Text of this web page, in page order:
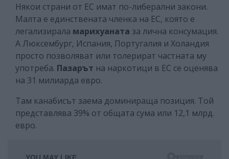
Някои страни от ЕС имат по-либерални закони.
Малта е единствената членка на ЕС, която е
легализирала марихуаната за лична консумация.
А Люксембург, Испания, Португалия и Холандия
просто позволяват или толерират частната му
употреба. Пазарът на наркотици в ЕС се оценява
на 31 милиарда евро.
Там канабисът заема доминираща позиция. Той
представлява 39% от общата сума или 12,1 млрд.
евро.